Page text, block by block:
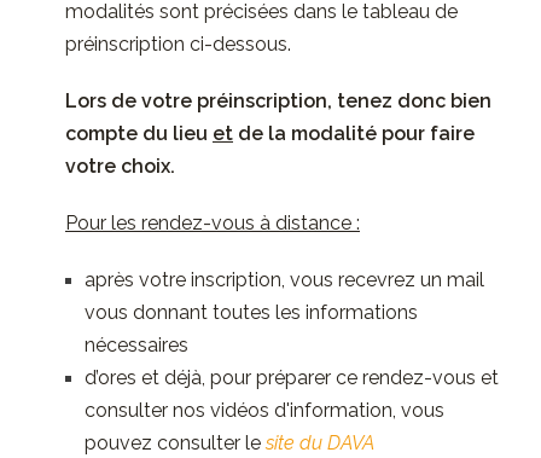
modalités sont précisées dans le tableau de
préinscription ci-dessous.
Lors de votre préinscription, tenez donc bien
compte du lieu et de la modalité pour faire
votre choix.
Pour les rendez-vous à distance :
après votre inscription, vous recevrez un mail
vous donnant toutes les informations
nécessaires
d’ores et déjà, pour préparer ce rendez-vous et
consulter nos vidéos d'information, vous
pouvez consulter lesite du DAVA